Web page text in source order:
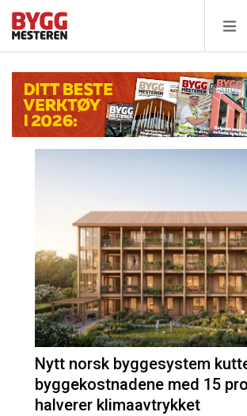
Nytt norsk byggesystem
byggekostnadene med 15
halverer klimaavtrykket